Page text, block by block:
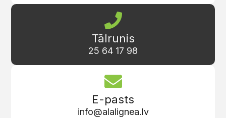
Tālrunis
25 64 17 98
E-pasts
info@alalignea.lv